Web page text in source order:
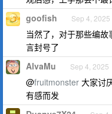
goofish Sep 4, 2025
当然了，对于那些编
言封号了
AlvaMu Sep 4, 2025
@fruitmonster 大家讨
有感而发